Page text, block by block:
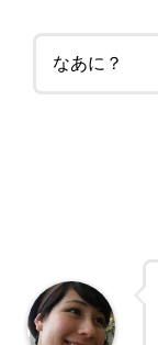
なあに？